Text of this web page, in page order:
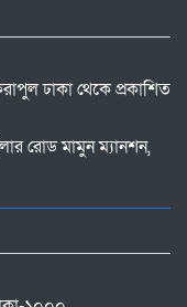
ঢাকা থেকে প্রকাশিত
রোড মামুন ম্যানশন,